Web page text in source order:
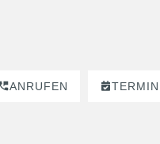
ANRUFEN TERMIN